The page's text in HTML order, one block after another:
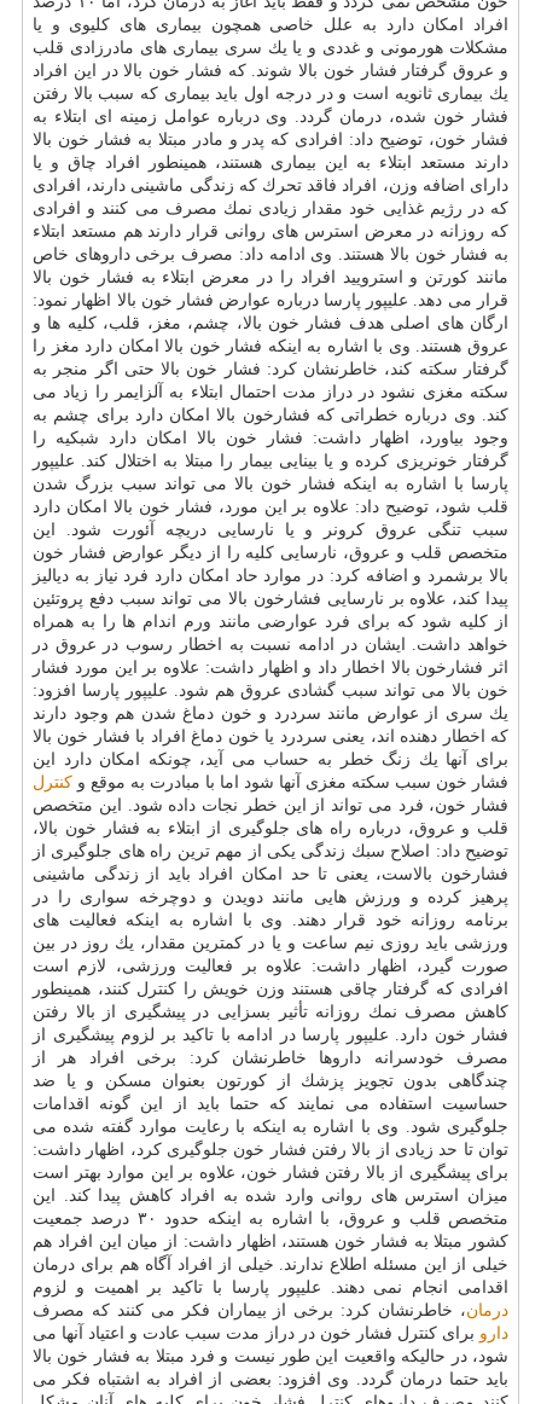
افراد امكان دارد به علل خاصی همچون بیماری های كلیوی و یا
مشكلات هورمونی و غددی و یا یك سری بیماری های مادرزادی قلب
و عروق گرفتار فشار خون بالا شوند. كه فشار خون بالا در این افراد
یك بیماری ثانویه است و در درجه اول باید بیماری كه سبب بالا رفتن
فشار خون شده، درمان گردد. وی درباره عوامل زمینه ای ابتلاء به
فشار خون، توضیح داد: افرادی كه پدر و مادر مبتلا به فشار خون بالا
دارند مستعد ابتلاء به این بیماری هستند، همینطور افراد چاق و یا
دارای اضافه وزن، افراد فاقد تحرك كه زندگی ماشینی دارند، افرادی
كه در رژیم غذایی خود مقدار زیادی نمك مصرف می كنند و افرادی
كه روزانه در معرض استرس های روانی قرار دارند هم مستعد ابتلاء
به فشار خون بالا هستند. وی ادامه داد: مصرف برخی داروهای خاص
مانند كورتن و استرویید افراد را در معرض ابتلاء به فشار خون بالا
قرار می دهد. علیپور پارسا درباره عوارض فشار خون بالا اظهار نمود:
ارگان های اصلی هدف فشار خون بالا، چشم، مغز، قلب، كلیه ها و
عروق هستند. وی با اشاره به اینكه فشار خون بالا امكان دارد مغز را
گرفتار سكته كند، خاطرنشان كرد: فشار خون بالا حتی اگر منجر به
سكته مغزی نشود در دراز مدت احتمال ابتلاء به آلزایمر را زیاد می
كند. وی درباره خطراتی كه فشارخون بالا امكان دارد برای چشم به
وجود بیاورد، اظهار داشت: فشار خون بالا امكان دارد شبكیه را
گرفتار خونریزی كرده و یا بینایی بیمار را مبتلا به اختلال كند. علیپور
پارسا با اشاره به اینكه فشار خون بالا می تواند سبب بزرگ شدن
قلب شود، توضیح داد: علاوه بر این مورد، فشار خون بالا امكان دارد
سبب تنگی عروق كرونر و یا نارسایی دریچه آئورت شود. این
متخصص قلب و عروق، نارسایی كلیه را از دیگر عوارض فشار خون
بالا برشمرد و اضافه كرد: در موارد حاد امكان دارد فرد نیاز به دیالیز
پیدا كند، علاوه بر نارسایی فشارخون بالا می تواند سبب دفع پروتئین
از كلیه شود كه برای فرد عوارضی مانند ورم اندام ها را به همراه
خواهد داشت. ایشان در ادامه نسبت به اخطار رسوب در عروق در
اثر فشارخون بالا اخطار داد و اظهار داشت: علاوه بر این مورد فشار
خون بالا می تواند سبب گشادی عروق هم شود. علیپور پارسا افزود:
یك سری از عوارض مانند سردرد و خون دماغ شدن هم وجود دارند
كه اخطار دهنده اند، یعنی سردرد یا خون دماغ افراد با فشار خون بالا
برای آنها یك زنگ خطر به حساب می آید، چونكه امكان دارد این
فشار خون سبب سكته مغزی آنها شود اما با مبادرت به موقع و كنترل
فشار خون، فرد می تواند از این خطر نجات داده شود. این متخصص
قلب و عروق، درباره راه های جلوگیری از ابتلاء به فشار خون بالا،
توضیح داد: اصلاح سبك زندگی یكی از مهم ترین راه های جلوگیری از
فشارخون بالاست، یعنی تا حد امكان افراد باید از زندگی ماشینی
پرهیز كرده و ورزش هایی مانند دویدن و دوچرخه سواری را در
برنامه روزانه خود قرار دهند. وی با اشاره به اینكه فعالیت های
ورزشی باید روزی نیم ساعت و یا در كمترین مقدار، یك روز در بین
صورت گیرد، اظهار داشت: علاوه بر فعالیت ورزشی، لازم است
افرادی كه گرفتار چاقی هستند وزن خویش را كنترل كنند، همینطور
كاهش مصرف نمك روزانه تأثیر بسزایی در پیشگیری از بالا رفتن
فشار خون دارد. علیپور پارسا در ادامه با تاكید بر لزوم پیشگیری از
مصرف خودسرانه داروها خاطرنشان كرد: برخی افراد هر از
چندگاهی بدون تجویز پزشك از كورتون بعنوان مسكن و یا ضد
حساسیت استفاده می نمایند كه حتما باید از این گونه اقدامات
جلوگیری شود. وی با اشاره به اینكه با رعایت موارد گفته شده می
توان تا حد زیادی از بالا رفتن فشار خون جلوگیری كرد، اظهار داشت:
برای پیشگیری از بالا رفتن فشار خون، علاوه بر این موارد بهتر است
میزان استرس های روانی وارد شده به افراد كاهش پیدا كند. این
متخصص قلب و عروق، با اشاره به اینكه حدود ۳۰ درصد جمعیت
كشور مبتلا به فشار خون هستند، اظهار داشت: از میان این افراد هم
خیلی از این مسئله اطلاع ندارند. خیلی از افراد آگاه هم برای درمان
اقدامی انجام نمی دهند. علیپور پارسا با تاكید بر اهمیت و لزوم
درمان، خاطرنشان كرد: برخی از بیماران فكر می كنند كه مصرف
دارو برای كنترل فشار خون در دراز مدت سبب عادت و اعتیاد آنها می
شود، در حالیكه واقعیت این طور نیست و فرد مبتلا به فشار خون بالا
باید حتما درمان گردد. وی افزود: بعضی از افراد به اشتباه فكر می